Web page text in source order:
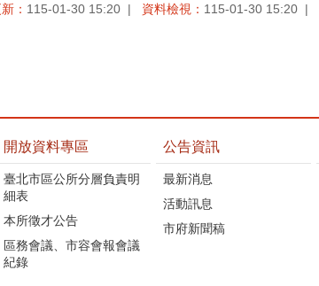
： 115-01-30 15:20 資料檢視： 115-01-30 15:20
開放資料專區
臺北市區公所分層負責明
細表
本所徵才公告
區務會議、市容會報會議
紀錄
公告資訊
最新消息
活動訊息
市府新聞稿